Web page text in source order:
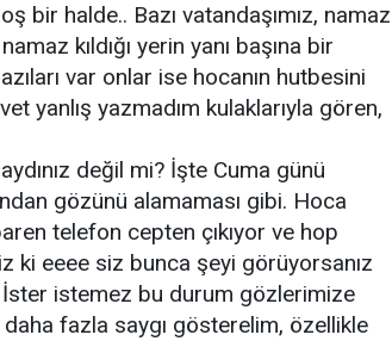
bir halde.. Bazı vatandaşımız, namaz
kıldığı yerin yanı başına bir
var onlar ise hocanın hutbesini
yanlış yazmadım kulaklarıyla gören,
değil mi? İşte Cuma günü
gözünü alamaması gibi. Hoca
telefon cepten çıkıyor ve hop
ki eeee siz bunca şeyi görüyorsanız
İster istemez bu durum gözlerimize
fazla saygı gösterelim, özellikle